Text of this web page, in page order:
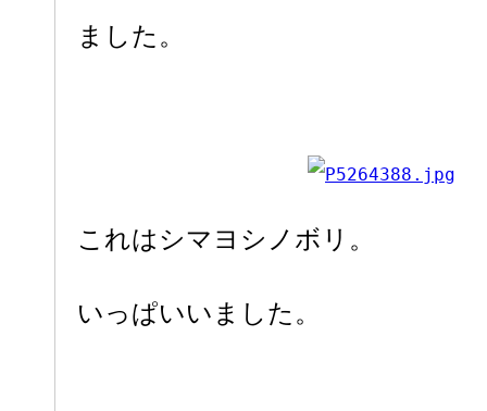
ました。
これはシマヨシノボリ。
いっぱいいました。